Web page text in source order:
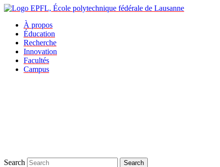
À propos
Éducation
Recherche
Innovation
Facultés
Campus
Search Search